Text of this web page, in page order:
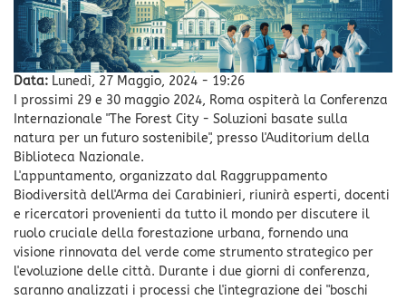
Data: Lunedì, 27 Maggio, 2024 - 19:26
I prossimi 29 e 30 maggio 2024, Roma ospiterà la Conferenza
Internazionale "The Forest City - Soluzioni basate sulla
natura per un futuro sostenibile", presso l'Auditorium della
Biblioteca Nazionale.
L'appuntamento, organizzato dal Raggruppamento
Biodiversità dell'Arma dei Carabinieri, riunirà esperti, docenti
e ricercatori provenienti da tutto il mondo per discutere il
ruolo cruciale della forestazione urbana, fornendo una
visione rinnovata del verde come strumento strategico per
l'evoluzione delle città. Durante i due giorni di conferenza,
saranno analizzati i processi che l'integrazione dei "boschi